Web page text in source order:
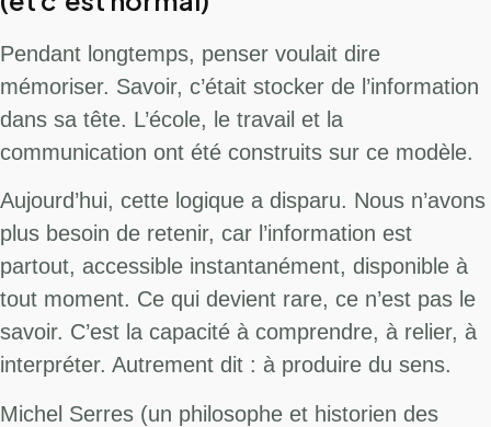
Pendant longtemps, penser voulait dire
mémoriser. Savoir, c’était stocker de l’information
dans sa tête. L’école, le travail et la
communication ont été construits sur ce modèle.
Aujourd’hui, cette logique a disparu. Nous n’avons
plus besoin de retenir, car l’information est
partout, accessible instantanément, disponible à
tout moment. Ce qui devient rare, ce n’est pas le
savoir. C’est la capacité à comprendre, à relier, à
interpréter. Autrement dit : à produire du sens.
Michel Serres (un philosophe et historien des